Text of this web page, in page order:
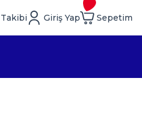
Giriş Yap Sepetim